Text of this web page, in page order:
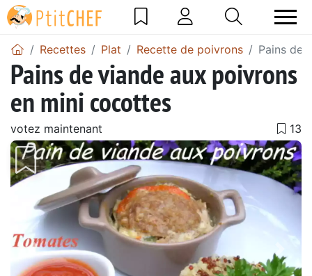
Recettes Plat Recette de poivrons Pains de
Pains de viande aux poivrons
en mini cocottes
votez maintenant
Précédent